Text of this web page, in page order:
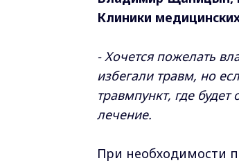
Клиники
- Хочется пожелать
избегали травм, но
травмпункт, где
лечение.
При необходимости